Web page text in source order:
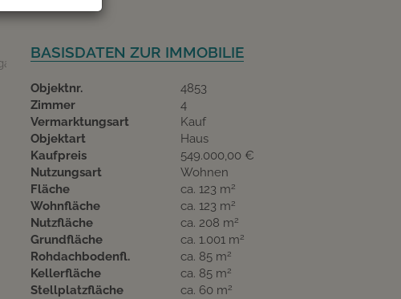
BASISDATEN ZUR IMMOBILIE
Objektnr.
4853
Zimmer
4
Vermarktungsart
Kauf
Objektart
Haus
Kaufpreis
549.000,00 €
Nutzungsart
Wohnen
Fläche
ca. 123 m2
Wohnfläche ca. 123 m2
Nutzfläche ca. 208 m2
Grundfläche ca. 1.001 m2
Rohdachbodenfl. ca. 85 m2
Kellerfläche ca. 85 m2
Stellplatzfläche ca. 60 m2